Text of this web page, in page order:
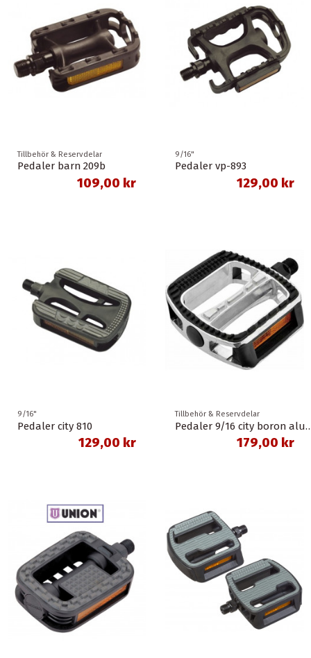
Tillbehör & Reservdelar
Pedaler barn 209b
109,00 kr
9/16"
Pedaler vp-893
129,00 kr
9/16"
Pedaler city 810
129,00 kr
Tillbehör & Reservdelar
Pedaler 9/16
179,00 kr